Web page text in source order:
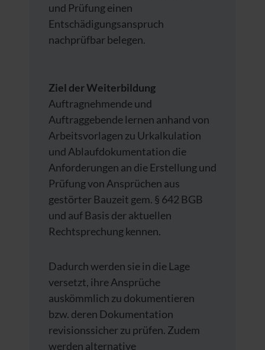
und Prüfung einen
Entschädigungsanspruch
nachprüfbar belegen.
Ziel der Weiterbildung
Auftragnehmende und
Auftraggebende lernen anhand von
Arbeitsvorlagen zu Urkalkulation
und Ablaufdokumentation die
Anforderungen an die Erstellung und
Prüfung von Ansprüchen aus
gestörter Bauzeit gem. § 642 BGB
und auf Basis der aktuellen
Rechtsprechung kennen.
Dadurch werden sie in die Lage
versetzt, ihre Ansprüche
auskömmlich zu dokumentieren
bzw. deren Dokumentation
revisionssicher zu prüfen. Zudem
werden alternative